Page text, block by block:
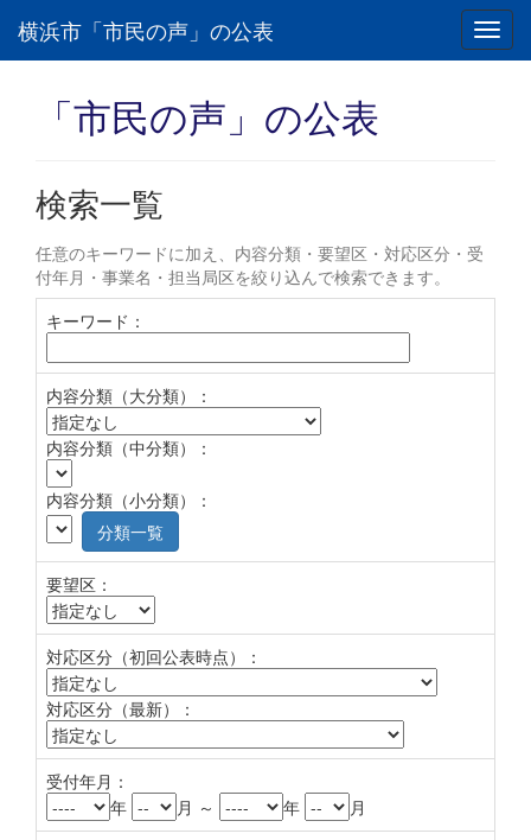
横浜市「市民の声」の公表
「市民の声」の公表
検索一覧
任意のキーワードに加え、内容分類・要望区・対応区分・受
付年月・事業名・担当局区を絞り込んで検索できます。
キーワード：
内容分類（大分類）：
内容分類（中分類）：
内容分類（小分類）：
分類一覧
要望区：
対応区分（初回公表時点）：
対応区分（最新）：
受付年月：
年
月 ～ 年
月